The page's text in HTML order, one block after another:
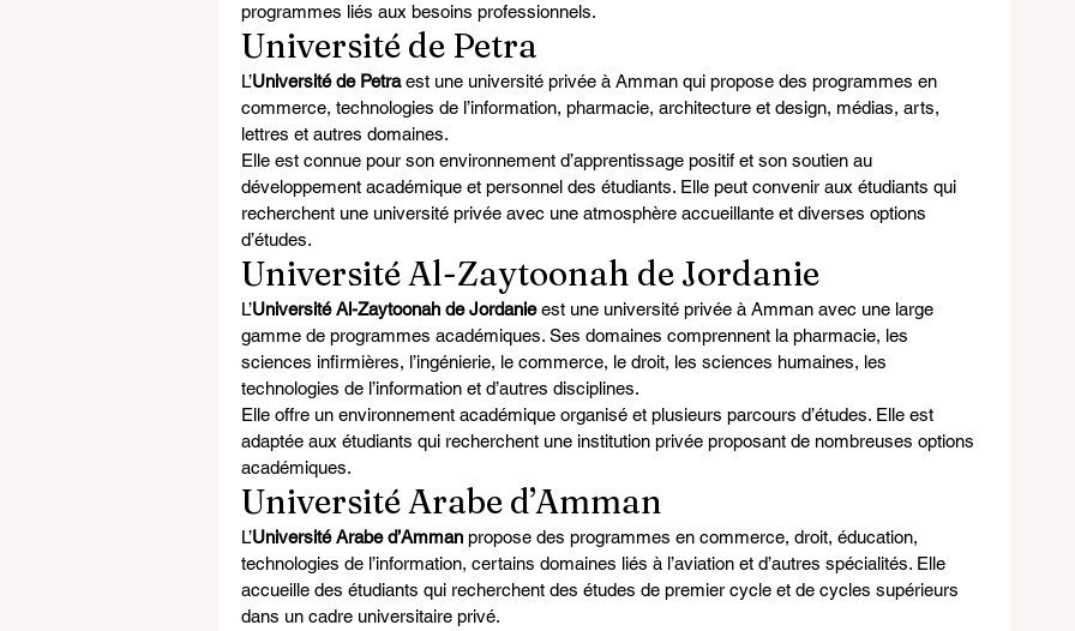
programmes liés aux besoins professionnels.
Université de Petra
L’Université de Petra est une université privée à Amman qui propose des programmes en
commerce, technologies de l’information, pharmacie, architecture et design, médias, arts,
lettres et autres domaines.
Elle est connue pour son environnement d’apprentissage positif et son soutien au
développement académique et personnel des étudiants. Elle peut convenir aux étudiants qui
recherchent une université privée avec une atmosphère accueillante et diverses options
d’études.
Université Al-Zaytoonah de Jordanie
L’Université Al-Zaytoonah de Jordanie est une université privée à Amman avec une large
gamme de programmes académiques. Ses domaines comprennent la pharmacie, les
sciences infirmières, l’ingénierie, le commerce, le droit, les sciences humaines, les
technologies de l’information et d’autres disciplines.
Elle offre un environnement académique organisé et plusieurs parcours d’études. Elle est
adaptée aux étudiants qui recherchent une institution privée proposant de nombreuses options
académiques.
Université Arabe d’Amman
L’Université Arabe d’Amman propose des programmes en commerce, droit, éducation,
technologies de l’information, certains domaines liés à l’aviation et d’autres spécialités. Elle
accueille des étudiants qui recherchent des études de premier cycle et de cycles supérieurs
dans un cadre universitaire privé.